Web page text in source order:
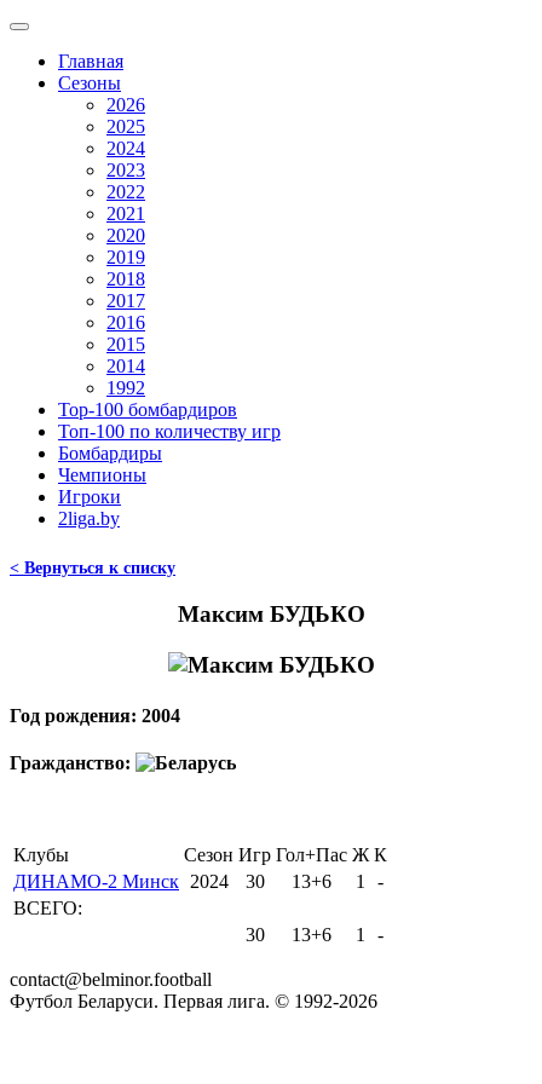
Главная
Сезоны
2026
2025
2024
2023
2022
2021
2020
2019
2018
2017
2016
2015
2014
1992
Top-100 бомбардиров
Топ-100 по количеству игр
Бомбардиры
Чемпионы
Игроки
2liga.by
< Вернуться к списку
Максим БУДЬКО
Год рождения: 2004
Гражданство:
Клубы Сезон Игр Гол+Пас Ж К
ДИНАМО-2 Минск 2024 30 13+6 1
-
ВСЕГО:
30
13+6 1 -
contact@belminor.football
Футбол Беларуси. Первая лига. © 1992-2026